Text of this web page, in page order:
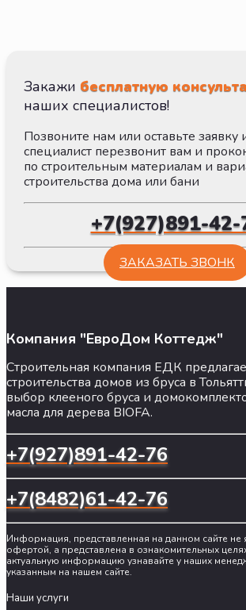
Закажи бесплатную
наших специалистов!
Позвоните нам или оставьте заявку
специалист перезвонит вам и
по строительным материалам и
строительства дома или бани
+7(927)891-42-
ЗАКАЗАТЬ ЗВОНК
Компания "ЕвроДом Коттедж"
Строительная компания ЕДК
строительства домов из бруса в
выбор клееного бруса и
масла для дерева BIOFA.
+7(927)891-42-76
+7(8482)61-42-76
Информация, представленная на данном сайте не
офертой, а представлена в ознакомительных
актуальную информацию узнавайте у наших
указанным на нашем сайте.
Наши услуги